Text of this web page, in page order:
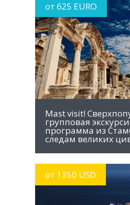
от 625 EURO
MORE
Mast visit!
групповая
программа из
следам великих
от 1350 USD